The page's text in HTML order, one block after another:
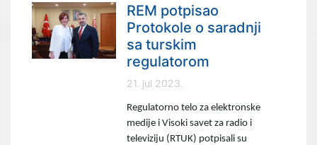
REM potpisao
Protokole o saradnji
sa turskim
regulatorom
21. jul 2023.
Regulatorno telo za elektronske
medije i Visoki savet za radio i
televiziju (RTUK) potpisali su